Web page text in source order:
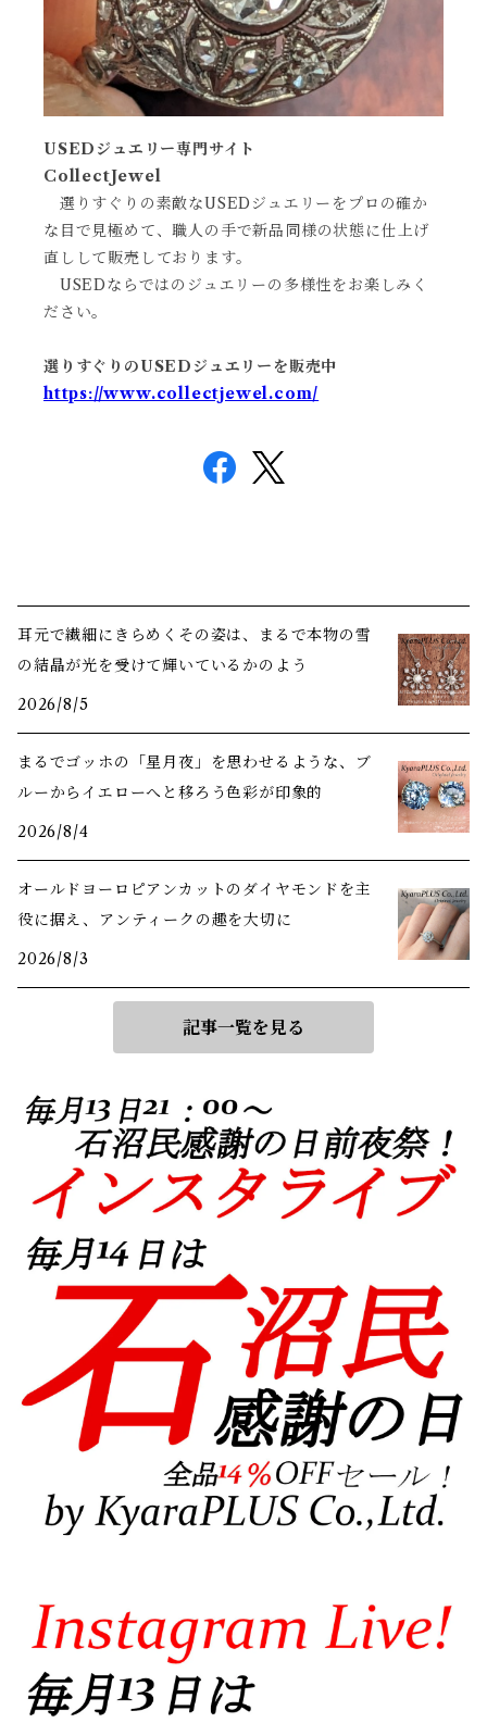
USEDジュエリー専門サイト
CollectJewel
選りすぐりの素敵なUSEDジュエリーをプロの確か
な目で見極めて、職人の手で新品同様の状態に仕上げ
直しして販売しております。
USEDならではのジュエリーの多様性をお楽しみく
ださい。
選りすぐりのUSEDジュエリーを販売中
https://www.collectjewel.com/
耳元で繊細にきらめくその姿は、まるで本物の雪
の結晶が光を受けて輝いているかのよう
2026/8/5
まるでゴッホの「星月夜」を思わせるような、ブ
ルーからイエローへと移ろう色彩が印象的
2026/8/4
オールドヨーロピアンカットのダイヤモンドを主
役に据え、アンティークの趣を大切に
2026/8/3
記事一覧を見る